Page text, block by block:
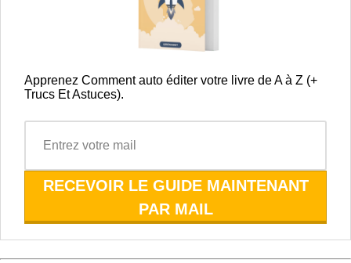
Apprenez Comment auto éditer votre livre de A à Z (+
Trucs Et Astuces).
RECEVOIR LE GUIDE MAINTENANT
PAR MAIL